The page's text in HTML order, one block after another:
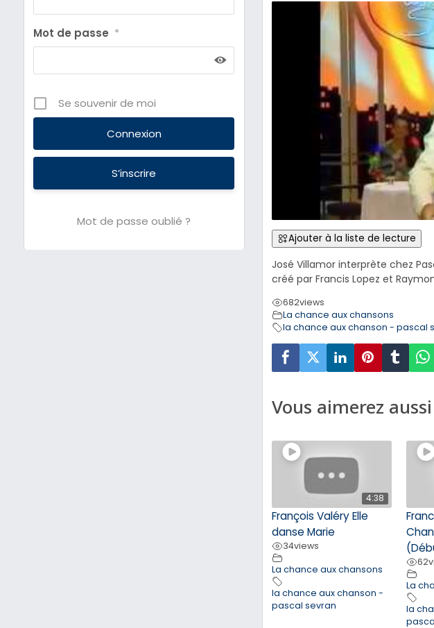
Mot de passe *
Se souvenir de moi
S’inscrire
Mot de passe oublié ?
Ajouter à la liste de lecture
José Villamor interprète chez
créé par Francis Lopez et
682views
La chance aux chansons
la chance aux chanson - pascal
Vous aimerez aussi
4:38
François Valéry Elle
danse Marie
34views
La chance aux chansons
la chance aux chanson -
pascal sevran
62
La
la